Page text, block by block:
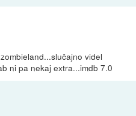
videl
ni pa nekaj extra...imdb 7.0